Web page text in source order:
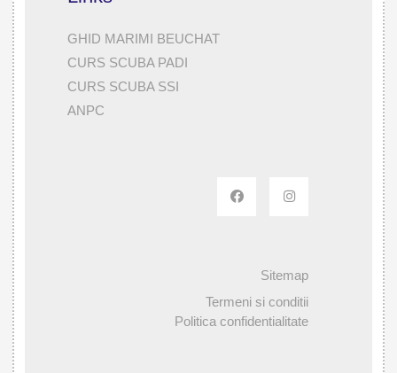
GHID MARIMI BEUCHAT
CURS SCUBA PADI
CURS SCUBA SSI
ANPC
Sitemap
Termeni si conditii
Politica confidentialitate